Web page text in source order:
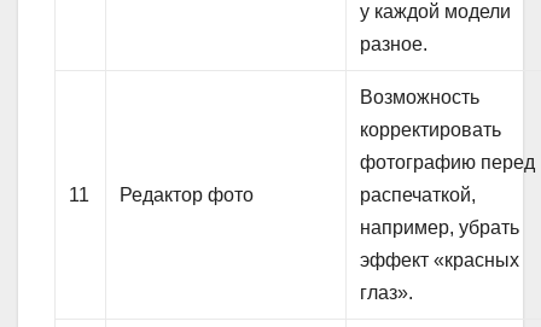
у каждой модели
разное.
11 Редактор фото
Возможность
корректировать
фотографию перед
распечаткой,
например, убрать
эффект «красных
глаз».